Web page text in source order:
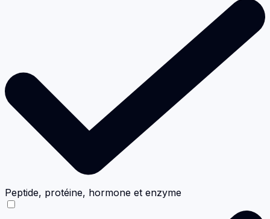
Peptide, protéine, hormone et enzyme